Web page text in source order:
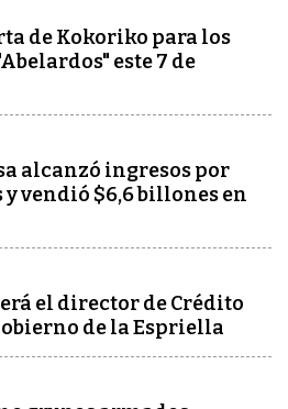
de Kokoriko para los
este 7 de
alcanzó ingresos por
y vendió $6,6 billones en
el director de Crédito
de la Espriella